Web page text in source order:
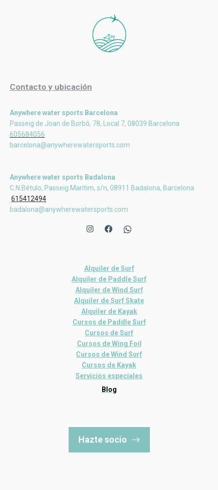
Contacto y ubicación
Anywhere water sports Barcelona
Passeig de Joan de Borbó, 78, Local 7, 08039 Barcelona
605684056
barcelona@anywherewatersports.com
Anywhere water sports Badalona
C.N.Bétulo, Passeig Marítim, s/n, 08911 Badalona, Barcelona
615412494
badalona@anywherewatersports.com
Alquiler de Surf
Alquiler de Paddle Surf
Alquiler de Wind Surf
Alquiler de Surf Skate
Alquiler de Kayak
Cursos de Paddle Surf
Cursos de Surf
Cursos de Wing Foil
Cursos de Wind Surf
Cursos de Kayak
Servicios especiales
Blog
Hazte socio